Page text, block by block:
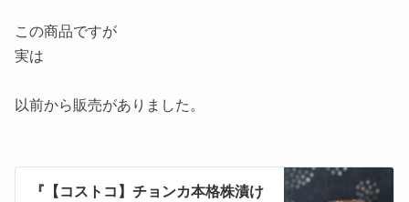
この商品ですが
実は
以前から販売がありました。
『【コストコ】チョンカ本格株漬け